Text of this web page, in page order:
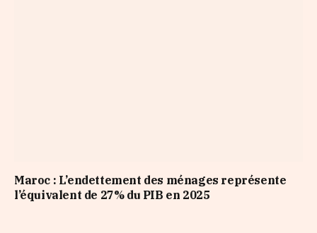
Maroc : L’endettement des ménages représente
l’équivalent de 27% du PIB en 2025